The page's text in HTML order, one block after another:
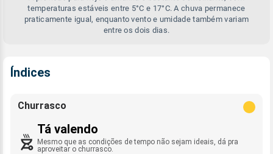
temperaturas estáveis entre 5°C e 17°C. A chuva permanece
praticamente igual, enquanto vento e umidade também variam
entre os dois dias.
Índices
Churrasco
Tá valendo
Mesmo que as condições de tempo não sejam ideais, dá pra
aproveitar o churrasco.